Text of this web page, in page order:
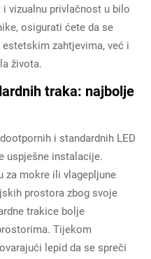
vizualnu privlačnost u bilo
osigurati ćete da se
zahtjevima, već i
života.
traka: najbolje
i standardnih LED
uspješne instalacije.
za mokre ili vlagepljune
prostora zbog svoje
trakice bolje
Tijekom
lepid da se spreči